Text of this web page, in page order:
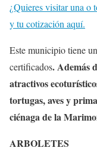
¿Quieres visitar una o
y tu cotización aquí.
Este municipio tiene
certificados. Además
atractivos
tortugas, aves y
ciénaga de la
ARBOLETES